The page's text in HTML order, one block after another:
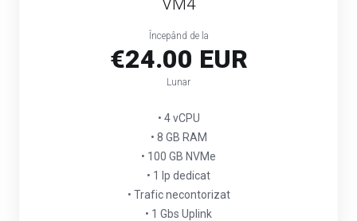
VM4
Începând de la
€24.00 EUR
Lunar
• 4 vCPU
• 8 GB RAM
• 100 GB NVMe
• 1 Ip dedicat
• Trafic necontorizat
• 1 Gbs Uplink